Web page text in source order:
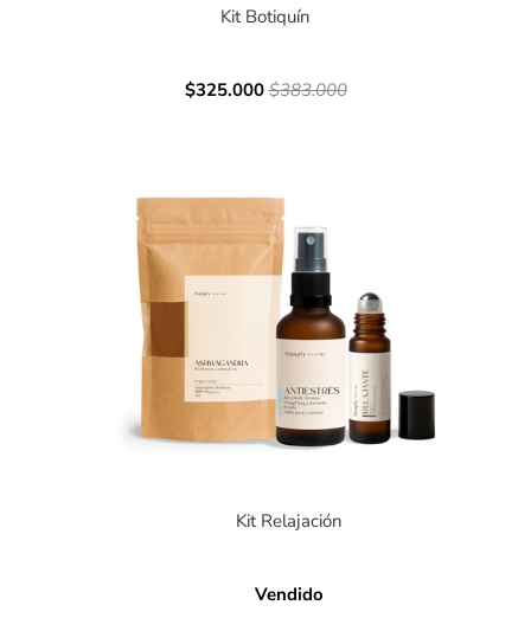
Kit Botiquín
$325.000 $383.000
Kit Relajación
Vendido